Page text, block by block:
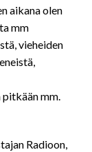
aikana olen
mm
vieheiden
mm.
Radioon,